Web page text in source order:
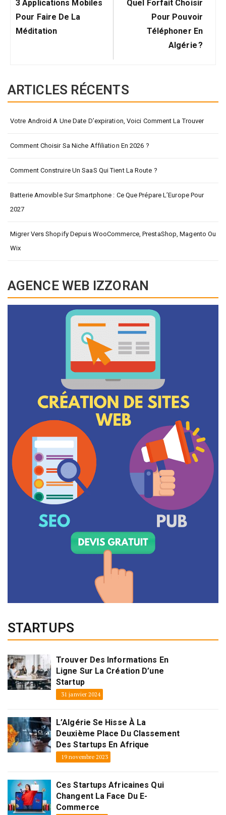
l’article
3 Applications Mobiles
Pour Faire De La
Méditation
Quel Forfait Choisir
Pour Pouvoir
Téléphoner En
Algérie ?
ARTICLES RÉCENTS
Votre Android A Une Date D’expiration, Voici Comment La Trouver
Comment Choisir Sa Niche Affiliation En 2026 ?
Comment Construire Un SaaS Qui Tient La Route ?
Batterie Amovible Sur Smartphone : Ce Que Prépare L’Europe Pour
2027
Migrer Vers Shopify Depuis WooCommerce, PrestaShop, Magento Ou
Wix
AGENCE WEB IZZORAN
STARTUPS
Trouver Des Informations En
Ligne Sur La Création D’une
Startup
31 janvier 2024
L’Algérie Se Hisse À La
Deuxième Place Du Classement
Des Startups En Afrique
19 novembre 2023
Ces Startups Africaines Qui
Changent La Face Du E-
Commerce